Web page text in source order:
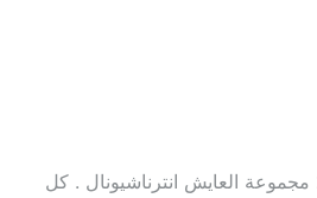
حقوق النشر © 2025 مجموعة العايش انترناشيونال . كل